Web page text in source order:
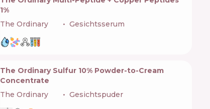
1%
The Ordinary
Gesichtsserum
The Ordinary Sulfur 10% Powder-to-Cream
Concentrate
The Ordinary
Gesichtspuder